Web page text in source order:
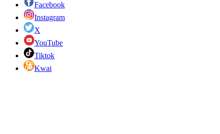
Facebook
Instagram
X
YouTube
Tiktok
Kwai